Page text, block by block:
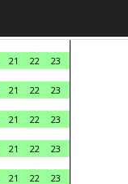
21 22
23
21 22
23
21 22
23
21 22
23
21 22
23